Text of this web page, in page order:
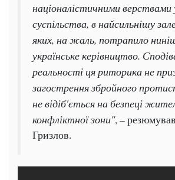
націоналістичними верствами
суспільства, в найсильнішу
яких, на жаль, потрапило
українське керівництво.
реальності ця риторика не
загострення збройного
не відіб'ється на безпеці
конфліктної зони", –
Гризлов.